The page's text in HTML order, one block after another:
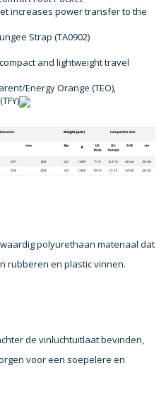
increases power transfer to the
Strap (TA0902)
and lightweight travel
Energy Orange (TEO),
polyurethaan materiaal dat
rubberen en plastic vinnen.
de vinluchtuitlaat bevinden,
voor een soepelere en